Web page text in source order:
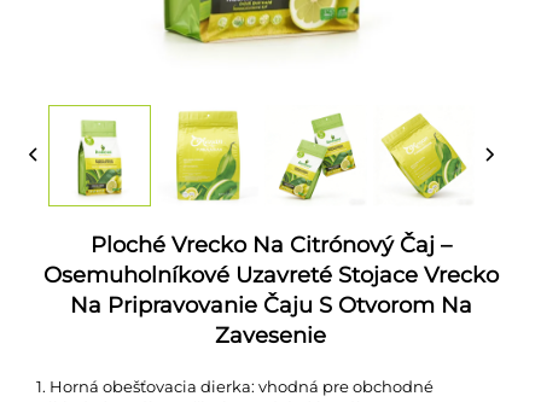
Ploché Vrecko Na Citrónový Čaj –
Osemuholníkové Uzavreté Stojace Vrecko
Na Pripravovanie Čaju S Otvorom Na
Zavesenie
1. Horná obešťovacia dierka: vhodná pre obchodné